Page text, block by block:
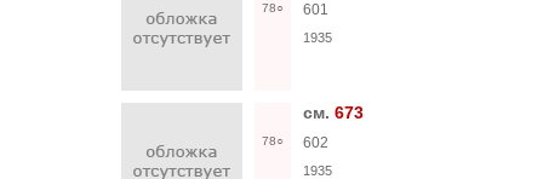
78○ 601
1935
78○
см. 673
602
1935